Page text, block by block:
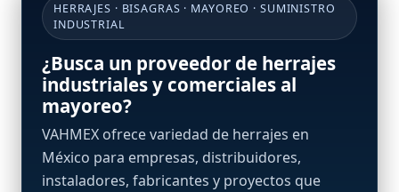
HERRAJES · BISAGRAS · MAYOREO · SUMINISTRO
INDUSTRIAL
¿Busca un proveedor de herrajes
industriales y comerciales al
mayoreo?
VAHMEX ofrece variedad de herrajes en
México para empresas, distribuidores,
instaladores, fabricantes y proyectos que